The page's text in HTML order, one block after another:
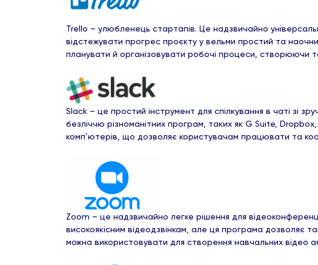
Trello – улюбленець стартапів. Це надзвичайно
відстежувати прогрес проєкту у вельми простий та
планувати й організовувати робочі процеси, створюючи
Slack – це простий інструмент для спілкування в чаті зі
безліччю різноманітних програм, таких як G Suite,
комп’ютерів, що дозволяє користувачам працювати та
Zoom – це надзвичайно легке рішення для
високоякісним відеодзвінкам, але ця програма дозволяє
можна використовувати для створення навчальних відео